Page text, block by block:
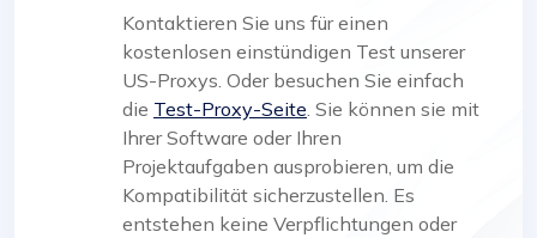
Kontaktieren Sie uns für einen
kostenlosen einstündigen Test unserer
US-Proxys. Oder besuchen Sie einfach
die Test-Proxy-Seite . Sie können sie mit
Ihrer Software oder Ihren
Projektaufgaben ausprobieren, um die
Kompatibilität sicherzustellen. Es
entstehen keine Verpflichtungen oder